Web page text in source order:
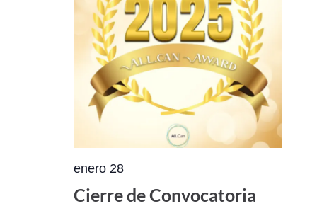
enero 28
Cierre de Convocatoria